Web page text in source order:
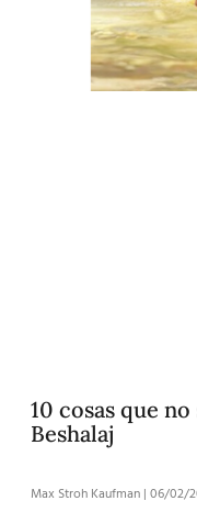
10 cosas que
Beshalaj
Max Stroh Kaufman 06/02/